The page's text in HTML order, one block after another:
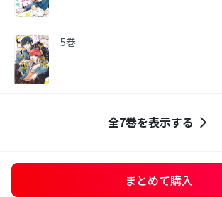
5巻
全7巻を表示する
まとめて購入